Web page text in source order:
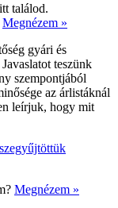
találod.
Megnézem »
gyári és
teszünk
szempontjából
az árlistáknál
leírjuk, hogy mit
Megnézem »